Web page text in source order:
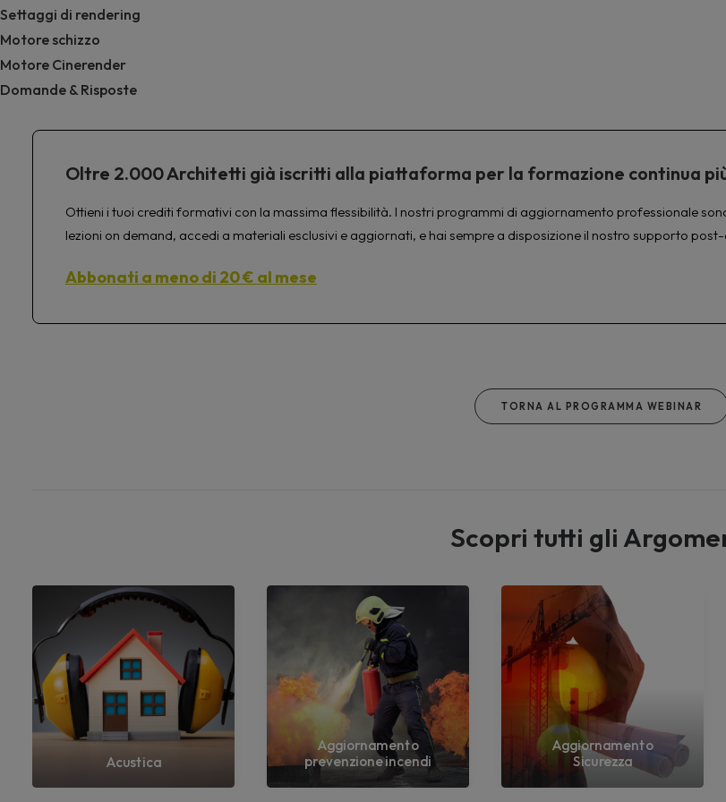
Settaggi di rendering
Motore schizzo
Motore Cinerender
Domande & Risposte
Oltre 2.000 Architetti già iscritti alla piattaforma per la formazione continua
Ottieni i tuoi crediti formativi con la massima flessibilità. I nostri programmi di aggiornamento professionale
lezioni on demand, accedi a materiali esclusivi e aggiornati, e hai sempre a disposizione il nostro supporto
Abbonati a meno di 20 € al mese
TORNA AL PROGRAMMA WEBINAR
Scopri tutti gli
Acustica
Aggiornamento
prevenzione incendi
Aggiornamento
Sicurezza